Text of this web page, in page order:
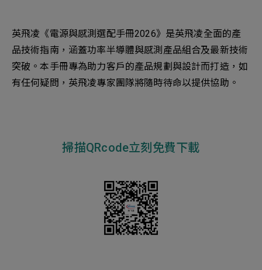
英飛凌《電源與感測選配手冊2026》是英飛凌全面的產
品技術指南，涵蓋功率半導體與感測產品組合及最新技術
突破。本手冊專為助力客戶的產品規劃與設計而打造，如
有任何疑問，英飛凌專家團隊將隨時待命以提供協助。
掃描QRcode立刻免費下載